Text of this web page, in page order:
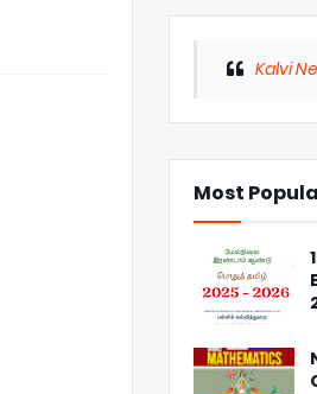
Kalvi
Most